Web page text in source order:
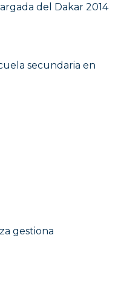
del Dakar 2014
secundaria en
gestiona